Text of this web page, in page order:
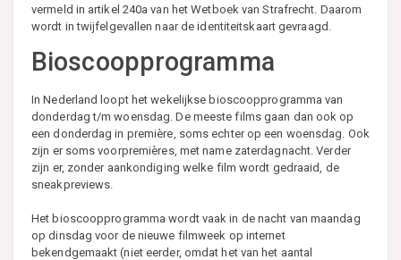
vermeld in artikel 240a van het Wetboek van Strafrecht. Daarom
wordt in twijfelgevallen naar de identiteitskaart gevraagd.
Bioscoopprogramma
In Nederland loopt het wekelijkse bioscoopprogramma van
donderdag t/m woensdag. De meeste films gaan dan ook op
een donderdag in première, soms echter op een woensdag. Ook
zijn er soms voorpremières, met name zaterdagnacht. Verder
zijn er, zonder aankondiging welke film wordt gedraaid, de
sneakpreviews.
Het bioscoopprogramma wordt vaak in de nacht van maandag
op dinsdag voor de nieuwe filmweek op internet
bekendgemaakt (niet eerder, omdat het van het aantal